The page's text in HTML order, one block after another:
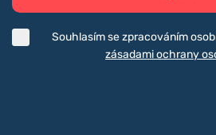
Souhlasím se zpracováním
zásadami ochrany